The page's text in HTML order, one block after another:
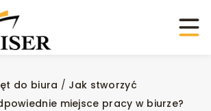
do biura / Jak stworzyć
miejsce pracy w biurze?